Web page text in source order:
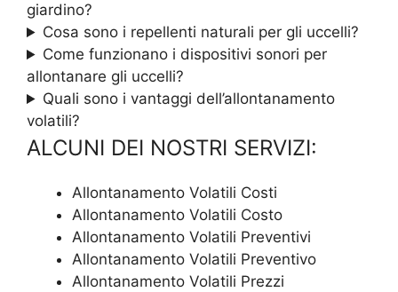
giardino?
Cosa sono i repellenti naturali per gli uccelli?
Come funzionano i dispositivi sonori per
allontanare gli uccelli?
Quali sono i vantaggi dell’allontanamento
volatili?
ALCUNI DEI NOSTRI SERVIZI:
Allontanamento Volatili Costi
Allontanamento Volatili Costo
Allontanamento Volatili Preventivi
Allontanamento Volatili Preventivo
Allontanamento Volatili Prezzi